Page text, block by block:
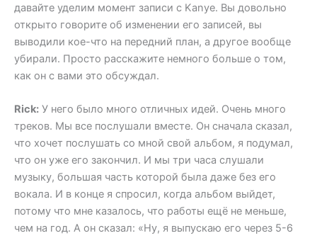
давайте уделим момент записи с Kanye. Вы довольно
открыто говорите об изменении его записей, вы
выводили кое-что на передний план, а другое вообще
убирали. Просто расскажите немного больше о том,
как он с вами это обсуждал.
Rick: У него было много отличных идей. Очень много
треков. Мы все послушали вместе. Он сначала сказал,
что хочет послушать со мной свой альбом, я подумал,
что он уже его закончил. И мы три часа слушали
музыку, большая часть которой была даже без его
вокала. И в конце я спросил, когда альбом выйдет,
потому что мне казалось, что работы ещё не меньше,
чем на год. А он сказал: «Ну, я выпускаю его через 5-6